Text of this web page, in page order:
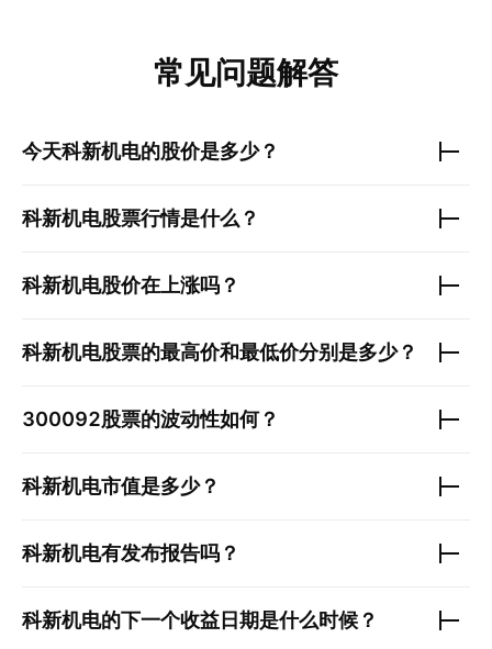
常见问题解答
今天科新机电的股价是多少？
科新机电股票行情是什么？
科新机电股价在上涨吗？
科新机电股票的最高价和最低价分别是多少？
300092股票的波动性如何？
科新机电市值是多少？
科新机电有发布报告吗？
科新机电的下一个收益日期是什么时候？